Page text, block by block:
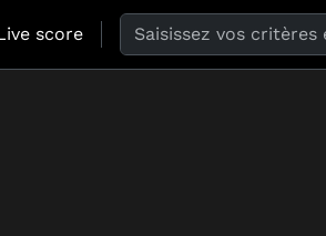
score Search the website